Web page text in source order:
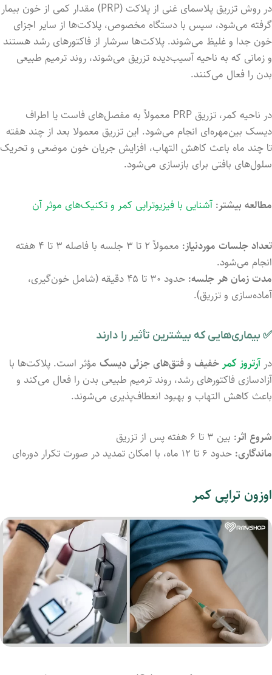
در روش تزریق پلاسمای غنی از پلاکت (PRP) مقدار کمی از خون بیمار
گرفته می‌شود، سپس با دستگاه مخصوص، پلاکت‌ها از سایر اجزای
خون جدا و غلیظ می‌شوند. پلاکت‌ها سرشار از فاکتورهای رشد هستند
و زمانی که به ناحیه آسیب‌دیده تزریق می‌شوند، روند ترمیم طبیعی
بدن را فعال می‌کنند.
در ناحیه کمر، تزریق PRP معمولاً به مفصل‌های فاست یا اطراف
دیسک بین‌مهره‌ای انجام می‌شود. این تزریق معمولا بعد از چند هفته
تا چند ماه باعث کاهش التهاب، افزایش جریان خون موضعی و تحریک
سلول‌های بافتی برای بازسازی می‌شود.
مطالعه بیشتر: آشنایی با فیزیوتراپی کمر و تکنیک‌های موثر آن
تعداد جلسات موردنیاز:
معمولاً ۲ تا ۳ جلسه با فاصله ۳ تا ۴ هفته
انجام می‌شود.
مدت زمان هر جلسه:
حدود ۳۰ تا ۴۵ دقیقه (شامل خون‌گیری،
آماده‌سازی و تزریق).
✅ بیماری‌هایی که بیشترین تأثیر را دارند
درآرتروز کمر خفیف و فتق‌های جزئی دیسک مؤثر است. پلاکت‌ها با
آزادسازی فاکتورهای رشد، روند ترمیم طبیعی بدن را فعال می‌کند و
باعث کاهش التهاب و بهبود انعطاف‌پذیری می‌شوند.
شروع اثر: بین ۳ تا ۶ هفته پس از تزریق
ماندگاری: حدود ۶ تا ۱۲ ماه، با امکان تمدید در صورت تکرار دوره‌ای
اوزون تراپی کمر